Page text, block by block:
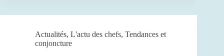
Actualités, L'actu des chefs, Tendances et
conjoncture